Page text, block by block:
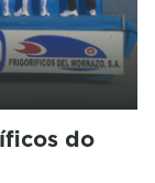
do